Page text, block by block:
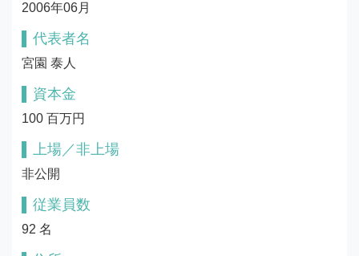
2006年06月
代表者名
宮園 泰人
資本金
100 百万円
上場／非上場
非公開
従業員数
92 名